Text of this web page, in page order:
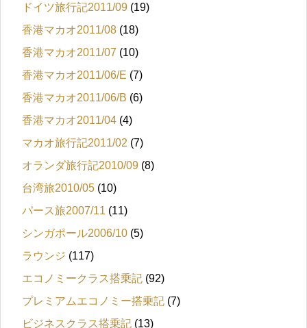
ドイツ旅行記2011/09 (19)
香港マカオ2011/08 (18)
香港マカオ2011/07 (10)
香港マカオ2011/06/E (7)
香港マカオ2011/06/B (6)
香港マカオ2011/04 (4)
マカオ旅行記2011/02 (7)
オランダ旅行記2010/09 (8)
台湾旅2010/05 (10)
パース旅2007/11 (11)
シンガポール2006/10 (5)
ラウンジ (117)
エコノミークラス搭乗記 (92)
プレミアムエコノミー搭乗記 (7)
ビジネスクラス搭乗記 (13)